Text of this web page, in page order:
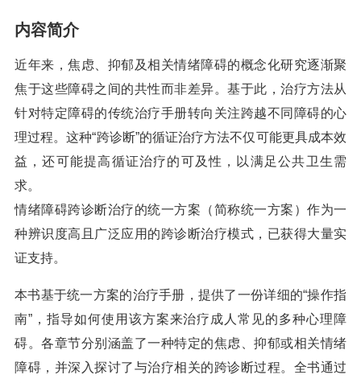
内容简介
近年来，焦虑、抑郁及相关情绪障碍的概念化研究逐渐聚
焦于这些障碍之间的共性而非差异。基于此，治疗方法从
针对特定障碍的传统治疗手册转向关注跨越不同障碍的心
理过程。这种“跨诊断”的循证治疗方法不仅可能更具成本效
益，还可能提高循证治疗的可及性，以满足公共卫生需
求。
情绪障碍跨诊断治疗的统一方案（简称统一方案）作为一
种辨识度高且广泛应用的跨诊断治疗模式，已获得大量实
证支持。
本书基于统一方案的治疗手册，提供了一份详细的“操作指
南”，指导如何使用该方案来治疗成人常见的多种心理障
碍。各章节分别涵盖了一种特定的焦虑、抑郁或相关情绪
障碍，并深入探讨了与治疗相关的跨诊断过程。全书通过